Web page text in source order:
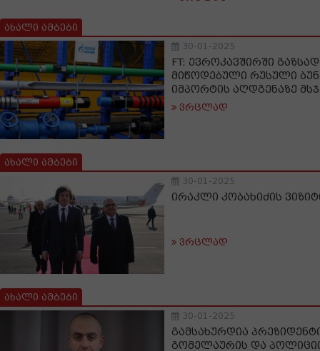
ახალი ამბები
30-01-2025
FT: ევროკავშირში
მიწოდებული რუსული
იმპორტის აღდგენაზე
ვრცლად
ახალი ამბები
30-01-2025
ირაკლი კობახიძის
ვრცლად
ახალი ამბები
30-01-2025
გამსახურდია
გომელაურის და